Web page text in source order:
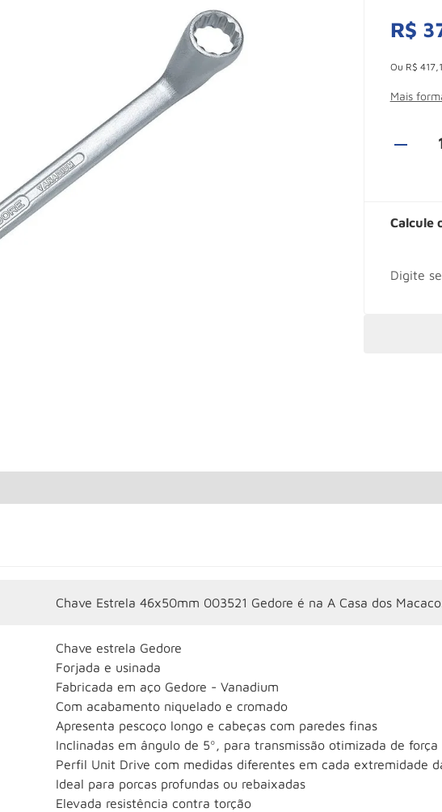
R$
Ou R$ 417,
Mais
Calcule
Chave Estrela 46x50mm 003521 Gedore é na A Casa dos
Chave estrela Gedore
Forjada e usinada
Fabricada em aço Gedore - Vanadium
Com acabamento niquelado e cromado
Apresenta pescoço longo e cabeças com paredes finas
Inclinadas em ângulo de 5º, para transmissão otimizada de força
Perfil Unit Drive com medidas diferentes em cada extremidade
Ideal para porcas profundas ou rebaixadas
Elevada resistência contra torção